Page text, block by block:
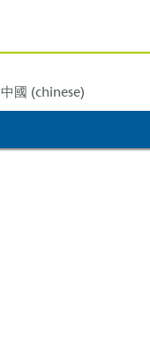
BAUR 大洋洲
中國 (chinese)